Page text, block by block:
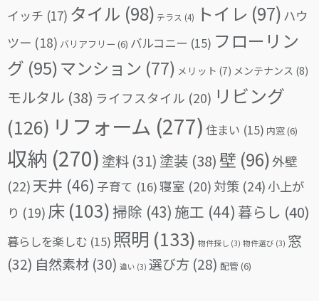
イッチ (17) タイル (98) テラス (4) トイレ (97) ハウ
ツー (18) バリアフリー (6) バルコニー (15) フローリン
グ (95)マンション (77) メリット (7) メンテナンス (8)
モルタル (38) ライフスタイル (20) リビング
(126) リフォーム (277) 住まい (15) 内窓(6)
収納 (270) 塗料 (31) 塗装 (38) 壁 (96)外壁
(22)天井 (46) 子育て (16)寝室 (20) 対策 (24)小上が
り (19) 床 (103)掃除 (43) 施工 (44) 暮らし (40)
暮らしを楽しむ (15) 照明 (133) 物件探し (3) 物件選び (3) 窓
(32) 自然素材 (30) 違い (3) 選び方 (28) 配管(6)